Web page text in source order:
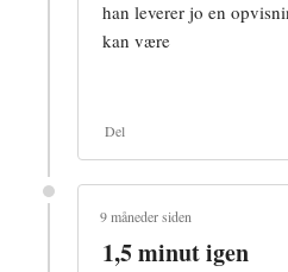
han leverer jo en
kan være
Del
9 måneder siden
1,5 minut igen